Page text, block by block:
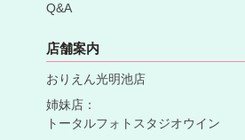
Q&A
店舗案内
おりえん光明池店
姉妹店：
トータルフォトスタジオウイン